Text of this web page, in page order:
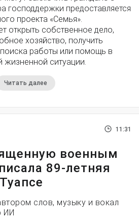
господдержки предоставляется
проекта «Семья».
открыть собственное дело,
хозяйство, получить
работы или помощь в
жизненной ситуации.
Читать далее
11:31
военным
89-летняя
слов, музыку и вокал
ИИ